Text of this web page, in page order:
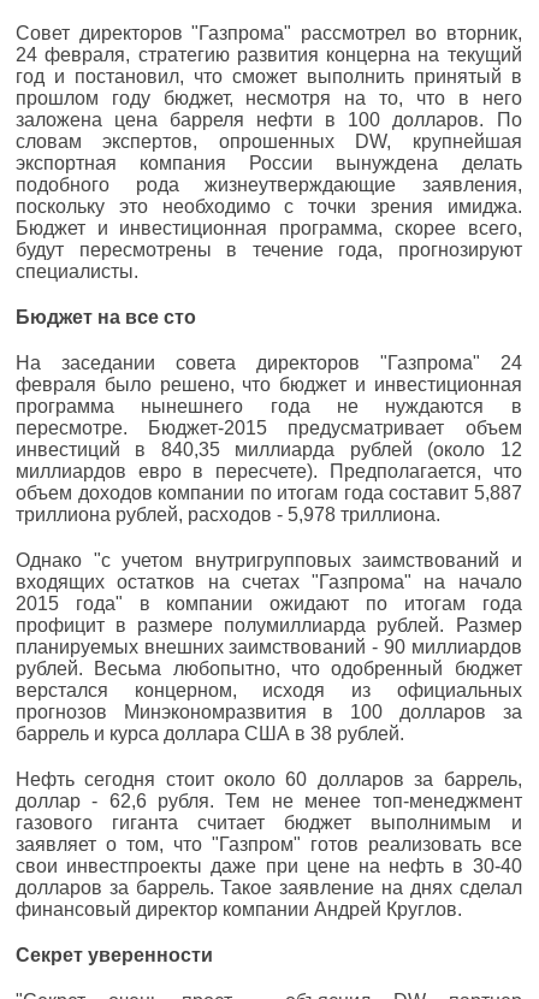
Совет директоров "Газпрома" рассмотрел во вторник,
24 февраля, стратегию развития концерна на текущий
год и постановил, что сможет выполнить принятый в
прошлом году бюджет, несмотря на то, что в него
заложена цена барреля нефти в 100 долларов. По
словам экспертов, опрошенных DW, крупнейшая
экспортная компания России вынуждена делать
подобного рода жизнеутверждающие заявления,
поскольку это необходимо с точки зрения имиджа.
Бюджет и инвестиционная программа, скорее всего,
будут пересмотрены в течение года, прогнозируют
специалисты.
Бюджет на все сто
На заседании совета директоров "Газпрома" 24
февраля было решено, что бюджет и инвестиционная
программа нынешнего года не нуждаются в
пересмотре. Бюджет-2015 предусматривает объем
инвестиций в 840,35 миллиарда рублей (около 12
миллиардов евро в пересчете). Предполагается, что
объем доходов компании по итогам года составит 5,887
триллиона рублей, расходов - 5,978 триллиона.
Однако "с учетом внутригрупповых заимствований и
входящих остатков на счетах "Газпрома" на начало
2015 года" в компании ожидают по итогам года
профицит в размере полумиллиарда рублей. Размер
планируемых внешних заимствований - 90 миллиардов
рублей. Весьма любопытно, что одобренный бюджет
верстался концерном, исходя из официальных
прогнозов Минэкономразвития в 100 долларов за
баррель и курса доллара США в 38 рублей.
Нефть сегодня стоит около 60 долларов за баррель,
доллар - 62,6 рубля. Тем не менее топ-менеджмент
газового гиганта считает бюджет выполнимым и
заявляет о том, что "Газпром" готов реализовать все
свои инвестпроекты даже при цене на нефть в 30-40
долларов за баррель. Такое заявление на днях сделал
финансовый директор компании Андрей Круглов.
Секрет уверенности